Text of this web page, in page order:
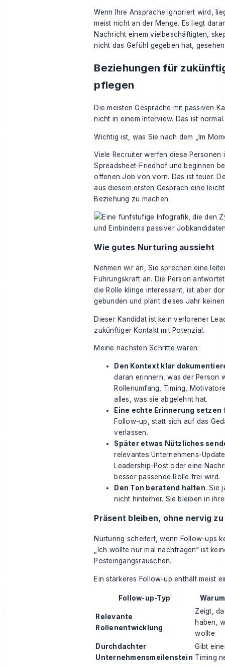
Wenn Ihre Ansprache ignoriert wird,
meist nicht an der Menge. Es liegt
Nachricht einem vielbeschäftigten,
nicht das Gefühl gegeben hat,
Beziehungen für
pflegen
Die meisten Gespräche mit passiven
nicht in einem Interview. Das ist normal.
Wichtig ist, was Sie nach dem „Im
Viele Recruiter werfen diese Personen
Spreadsheet-Friedhof und beginnen
offenen Job von vorn. Das ist teuer.
aus diesem ersten Gespräch eine
Beziehung zu machen.
Wie gutes Nurturing aussieht
Nehmen wir an, Sie sprechen eine
Führungskraft an. Die Person
die Rolle klinge interessant, ist aber
gebunden und plant dieses Jahr
Dieser Kandidat ist kein verlorener
zukünftiger Kontakt mit Potenzial.
Meine nächsten Schritte wären:
Den Kontext klar
daran erinnern, was der Person
Rollenumfang, Timing,
alles, was sie abgelehnt hat.
Eine echte Erinnerung setzen
Follow-up, statt sich auf das
verlassen.
Später etwas Nützliches
relevantes Unternehmens-
Leadership-Post oder eine
besser passende Rolle frei wird.
Den Ton beratend halten. Sie
nicht hinterher. Sie bleiben in
Präsent bleiben, ohne nervig
Nurturing scheitert, wenn Follow-ups
„Ich wollte nur mal nachfragen“ ist
Posteingangsrauschen.
Ein stärkeres Follow-up enthält meist
Follow-up-Typ
Relevante
Rollenentwicklung
Zeigt,
haben,
wollte
Durchdachter
Unternehmensmeilenstein
Gibt
Timing